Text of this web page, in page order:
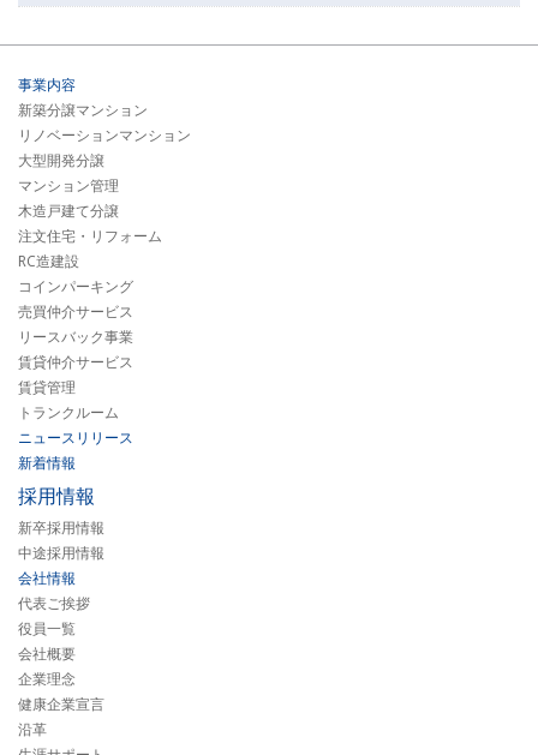
事業内容
新築分譲マンション
リノベーションマンション
大型開発分譲
マンション管理
木造戸建て分譲
注文住宅・リフォーム
RC造建設
コインパーキング
売買仲介サービス
リースバック事業
賃貸仲介サービス
賃貸管理
トランクルーム
ニュースリリース
新着情報
採用情報
新卒採用情報
中途採用情報
会社情報
代表ご挨拶
役員一覧
会社概要
企業理念
健康企業宣言
沿革